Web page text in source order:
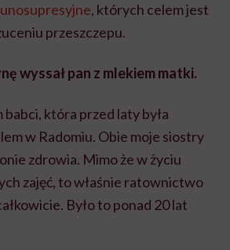
, których celem jest
przeszczepu.
wyssał pan z mlekiem matki.
która przed laty była
w Radomiu. Obie moje siostry
zdrowia. Mimo że w życiu
zajęć, to właśnie ratownictwo
Było to ponad 20 lat